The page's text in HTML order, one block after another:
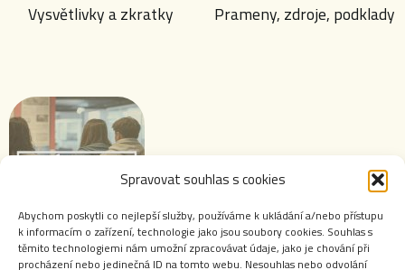
Spravovat souhlas s cookies
Abychom poskytli co nejlepší služby, používáme k ukládání a/nebo přístupu
k informacím o zařízení, technologie jako jsou soubory cookies. Souhlas s
těmito technologiemi nám umožní zpracovávat údaje, jako je chování při
procházení nebo jedinečná ID na tomto webu. Nesouhlas nebo odvolání
Vysvětlivky a zkratky Prameny, zdroje, podklady
Výstavy ABS